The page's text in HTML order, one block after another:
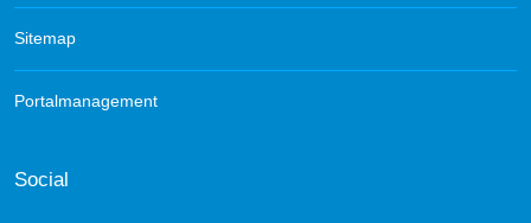
Sitemap
Portalmanagement
Social